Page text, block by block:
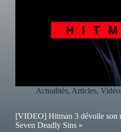
Actualités, Articles,
[VIDEO] Hitman 3 dévoile son
Seven Deadly Sins »